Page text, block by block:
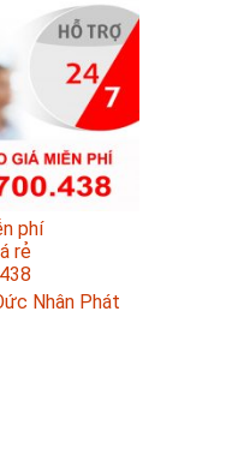
phí
rẻ
Nhân Phát